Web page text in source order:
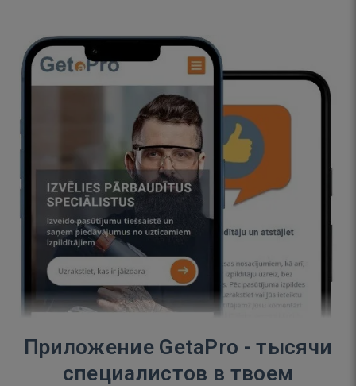
Приложение GetaPro - тысячи
специалистов в твоем